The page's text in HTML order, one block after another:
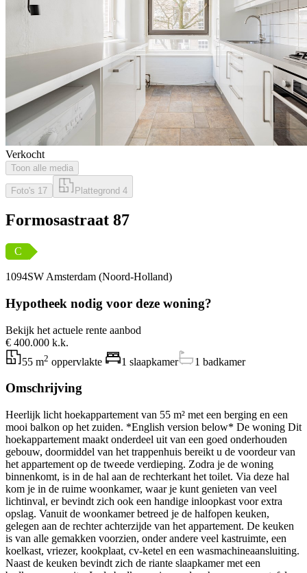
Verkocht
Toon alle media
Foto's 17 Plattegrond 4
Formosastraat 87
C
1094SW Amsterdam (Noord-Holland)
Hypotheek nodig voor deze woning?
Bekijk het actuele rente aanbod
€ 400.000 k.k.
55 m2 oppervlakte 1 slaapkamer 1 badkamer
Omschrijving
Heerlijk licht hoekappartement van 55 m² met een berging en een
mooi balkon op het zuiden. *English version below* De woning Dit
hoekappartement maakt onderdeel uit van een goed onderhouden
gebouw, doormiddel van het trappenhuis bereikt u de voordeur van
het appartement op de tweede verdieping. Zodra je de woning
binnenkomt, is in de hal aan de rechterkant het toilet. Via deze hal
kom je in de ruime woonkamer, waar je kunt genieten van veel
lichtinval, er bevindt zich ook een handige inloopkast voor extra
opslag. Vanuit de woonkamer betreed je de halfopen keuken,
gelegen aan de rechter achterzijde van het appartement. De keuken
is van alle gemakken voorzien, onder andere veel kastruimte, een
koelkast, vriezer, kookplaat, cv-ketel en een wasmachineaansluiting.
Naast de keuken bevindt zich de riante slaapkamer met een